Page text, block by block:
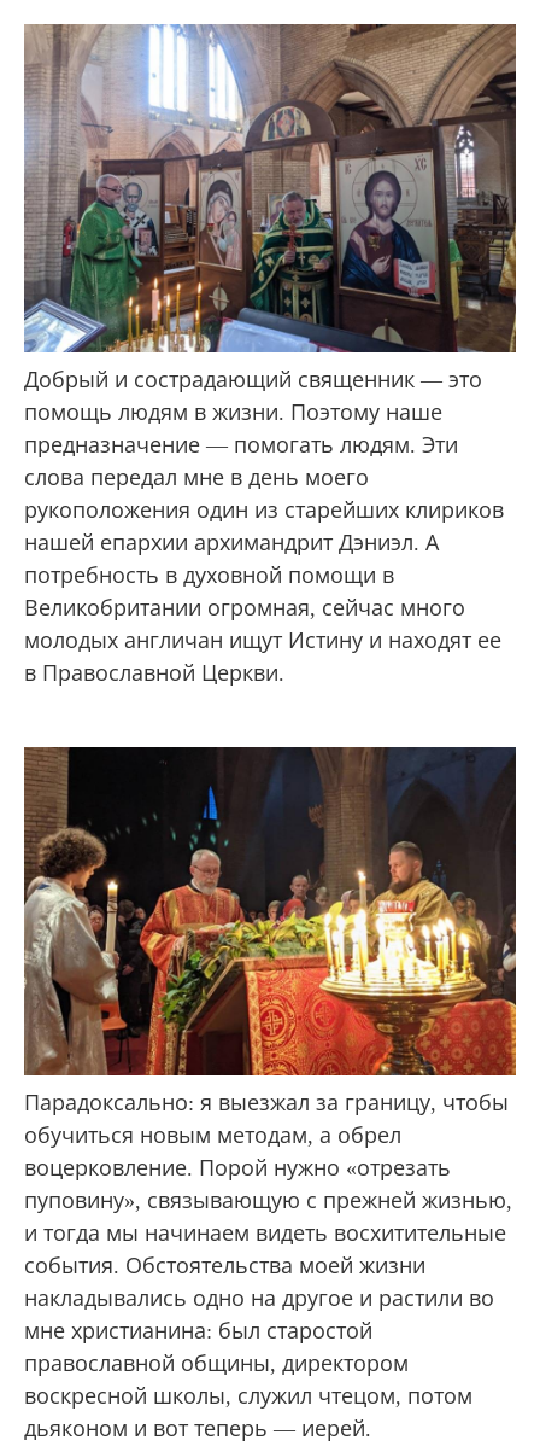
Добрый и сострадающий священник — это
помощь людям в жизни. Поэтому наше
предназначение — помогать людям. Эти
слова передал мне в день моего
рукоположения один из старейших клириков
нашей епархии архимандрит Дэниэл. А
потребность в духовной помощи в
Великобритании огромная, сейчас много
молодых англичан ищут Истину и находят ее
в Православной Церкви.
Парадоксально: я выезжал за границу, чтобы
обучиться новым методам, а обрел
воцерковление. Порой нужно «отрезать
пуповину», связывающую с прежней жизнью,
и тогда мы начинаем видеть восхитительные
события. Обстоятельства моей жизни
накладывались одно на другое и растили во
мне христианина: был старостой
православной общины, директором
воскресной школы, служил чтецом, потом
дьяконом и вот теперь — иерей.